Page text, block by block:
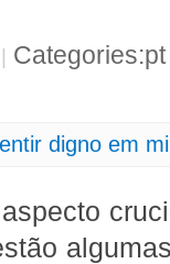
|
digno em